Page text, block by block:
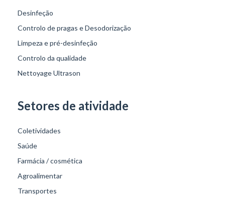
Desinfeção
Controlo de pragas e Desodorização
Limpeza e pré-desinfeção
Controlo da qualidade
Nettoyage Ultrason
Setores de atividade
Coletividades
Saúde
Farmácia / cosmética
Agroalimentar
Transportes